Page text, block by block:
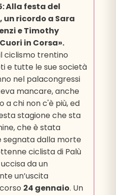
Alla festa del
ricordo a Sara
e Timothy
in Corsa».
ciclismo trentino
e tutte le sue società
nel palacongressi
mancare, anche
a chi non c'è più, ed
stagione che sta
che è stata
dalla morte
ciclista di Palù
da un
un’uscita
24 gennaio. Un